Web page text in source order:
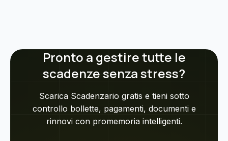
Pronto a gestire tutte le
scadenze senza stress?
Scarica Scadenzario gratis e tieni sotto
controllo bollette, pagamenti, documenti e
rinnovi con promemoria intelligenti.